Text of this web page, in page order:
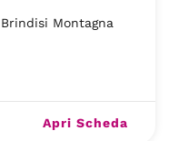
Montagna
Apri Scheda